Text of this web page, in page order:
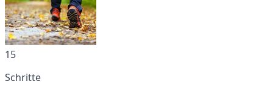
15
Schritte